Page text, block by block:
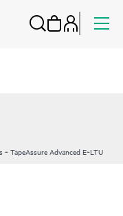
TapeAssure Advanced E‑LTU